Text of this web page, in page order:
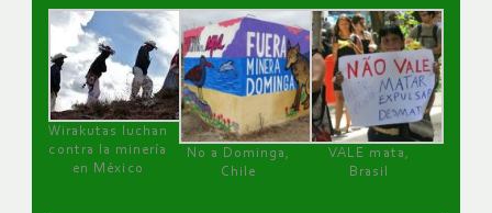
Wirakutas luchan
contra la minería
en México
No a Dominga,
Chile
VALE mata,
Brasil